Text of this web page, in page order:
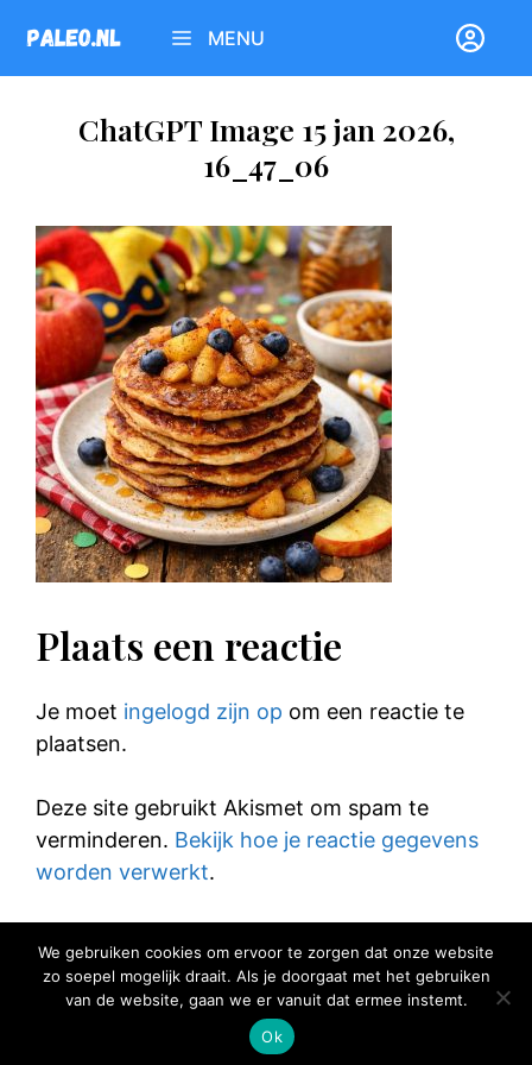
naar
de
MENU
ChatGPT Image 15 jan 2026,
16_47_06
Plaats een reactie
Je moet ingelogd zijn op om een reactie te
plaatsen.
Deze site gebruikt Akismet om spam te
verminderen. Bekijk hoe je reactie gegevens
worden verwerkt.
© 2025 Elke Hap Telt
We gebruiken cookies om ervoor te zorgen dat onze website
zo soepel mogelijk draait. Als je doorgaat met het gebruiken
van de website, gaan we er vanuit dat ermee instemt.
Ok